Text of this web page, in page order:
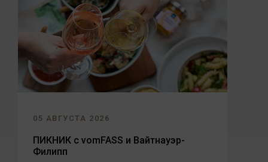
05 АВГУСТА 2026
ПИКНИК с vomFASS и Вайтнауэр-
Филипп